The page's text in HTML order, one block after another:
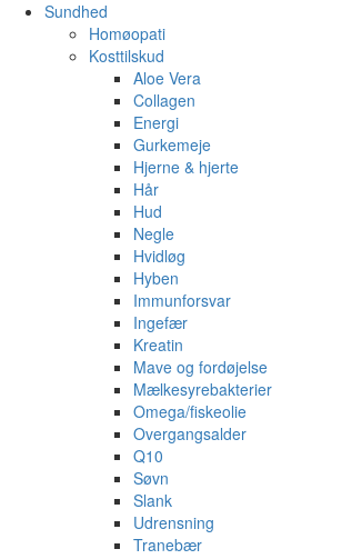
Sundhed
Homøopati
Kosttilskud
Aloe Vera
Collagen
Energi
Gurkemeje
Hjerne & hjerte
Hår
Hud
Negle
Hvidløg
Hyben
Immunforsvar
Ingefær
Kreatin
Mave og fordøjelse
Mælkesyrebakterier
Omega/fiskeolie
Overgangsalder
Q10
Søvn
Slank
Udrensning
Tranebær